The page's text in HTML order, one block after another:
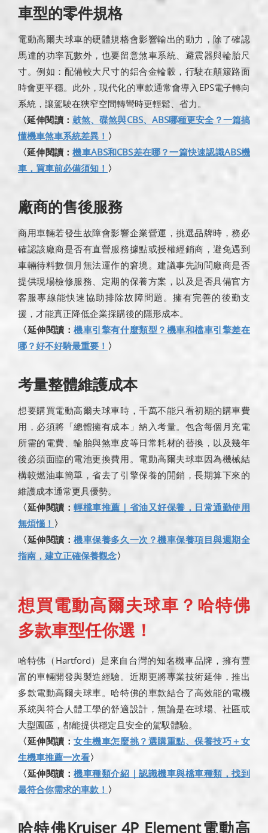
車型的零件規格
電動高爾夫球車的硬體規格會影響輸出的動力，除了確認
馬達的功率瓦數外，也要留意煞車系統、避震器與輪胎尺
寸。例如：配備較大尺寸的鋁合金輪轂，行駛在顛簸路面
時會更平穩。此外，現代化的車款通常會導入EPS電子轉向
系統，讓駕駛在狹窄空間轉彎時更輕鬆、省力。
〈延伸閱讀： 鼓煞、碟煞與CBS、ABS哪種更安全？一篇搞
懂機車煞車系統差異！ 〉
〈延伸閱讀：機車ABS和CBS差在哪？一篇快速認識ABS機
車，買車前必備須知！ 〉
廠商的售後服務
商用車輛若發生故障會影響企業營運，挑選品牌時，務必
確認該廠商是否有直營服務據點或授權經銷商，避免遇到
車輛待料數個月無法運作的窘境。建議事先詢問廠商是否
提供現場檢修服務、定期的保養方案，以及是否具備官方
客服專線能快速協助排除故障問題。擁有完善的後勤支
援，才能真正降低企業採購後的隱形成本。
〈延伸閱讀：機車引擎有什麼類型？機車和檔車引擎差在
哪？好不好騎最重要！ 〉
考量整體維護成本
想要購買電動高爾夫球車時，千萬不能只看初期的購車費
用，必須將「總體擁有成本」納入考量。包含每個月充電
所需的電費、輪胎與煞車皮等日常耗材的替換，以及幾年
後必須面臨的電池更換費用。電動高爾夫球車因為機械結
構較燃油車簡單，省去了引擎保養的開銷，長期算下來的
維護成本通常更具優勢。
〈延伸閱讀：輕檔車推薦｜省油又好保養，日常通勤使用
無煩惱！ 〉
〈延伸閱讀：機車保養多久一次？機車保養項目與週期全
指南，建立正確保養觀念〉
想買電動高爾夫球車？哈特佛
多款車型任你選！
哈特佛（Hartford）是來自台灣的知名機車品牌，擁有豐
富的車輛開發與製造經驗。近期更將專業技術延伸，推出
多款電動高爾夫球車。哈特佛的車款結合了高效能的電機
系統與符合人體工學的舒適設計，無論是在球場、社區或
大型園區，都能提供穩定且安全的駕馭體驗。
〈延伸閱讀：女生機車怎麼挑？選購重點、保養技巧＋女
生機車推薦一次看〉
〈延伸閱讀：機車種類介紹｜認識機車與檔車種類，找到
最符合你需求的車款！ 〉
哈特佛Kruiser 4P Element電動高